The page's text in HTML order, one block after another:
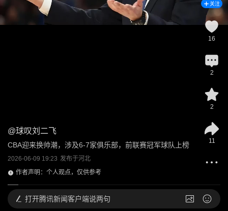
@球叹刘二飞
CBA迎来换帅潮，涉及6-7家俱乐部，前联赛冠军球队上榜
2026-06-09 19:23 发布于河北
作者声明：个人观点，仅供参考
关注
16
2
2
11
打开腾讯新闻客户端说两句